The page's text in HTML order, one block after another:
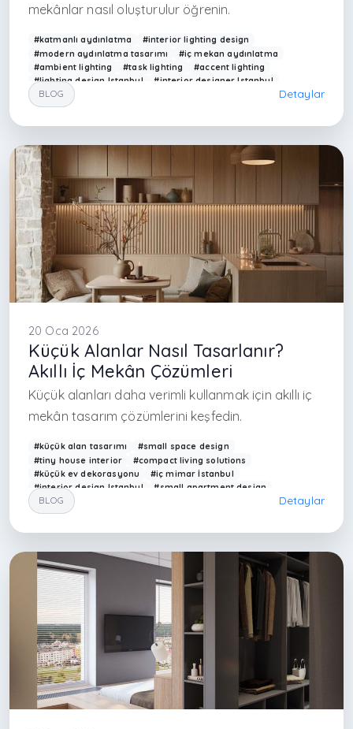
mekânlar nasıl oluşturulur öğrenin.
#katmanlı aydınlatma
#interior lighting design
#modern aydınlatma tasarımı
#iç mekan aydınlatma
#ambient lighting
#task lighting
#accent lighting
#lighting design Istanbul
#interior designer Istanbul
#modern lighting Turkey
#gizli LED aydınlatma
#home lighting ideas
#aydınlatma planlaması
#iç mimari aydınlatma
BLOG Detaylar
20 Oca 2026
Küçük Alanlar Nasıl Tasarlanır?
Akıllı İç Mekân Çözümleri
Küçük alanları daha verimli kullanmak için akıllı iç
mekân tasarım çözümlerini keşfedin.
#küçük alan tasarımı
#small space design
#tiny house interior
#compact living solutions
#küçük ev dekorasyonu
#iç mimar İstanbul
#interior design Istanbul
#small apartment design
#modern küçük ev tasarımı
#akıllı depolama çözümleri
#tiny home ideas
#urban living design
#compact house design
#efficient interior planning
BLOG Detaylar